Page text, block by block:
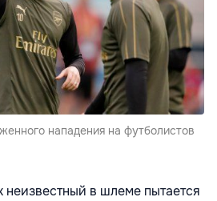
нападения на футболистов
неизвестный в шлеме пытается